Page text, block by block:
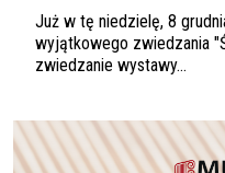
Już w tę niedzielę, 8
wyjątkowego zwiedzania
zwiedzanie wystawy...